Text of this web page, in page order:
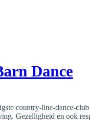
Dance
country-line-dance-club
Gezelligheid en ook